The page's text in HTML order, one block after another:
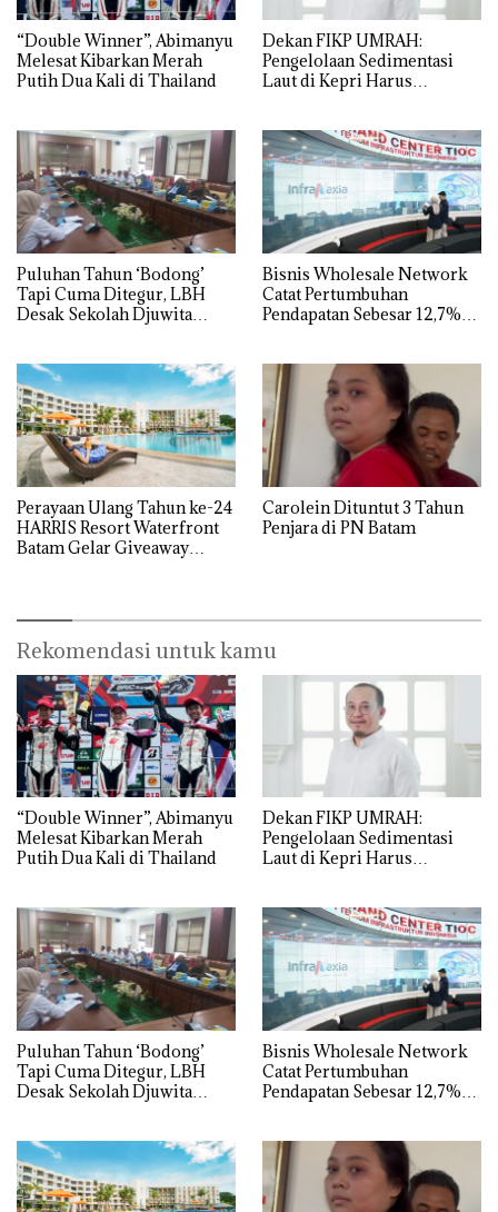
“Double Winner”, Abimanyu
Melesat Kibarkan Merah
Putih Dua Kali di Thailand
Dekan FIKP UMRAH:
Pengelolaan Sedimentasi
Laut di Kepri Harus
dengan Konservasi
Puluhan Tahun ‘Bodong’
Tapi Cuma Ditegur, LBH
Desak Sekolah Djuwita
Bisnis Wholesale Network
Catat Pertumbuhan
Pendapatan Sebesar 12,7%
Perayaan Ulang Tahun ke-24
HARRIS Resort Waterfront
Batam Gelar Giveaway
Carolein Dituntut 3 Tahun
Penjara di PN Batam
Rekomendasi untuk kamu
“Double Winner”, Abimanyu
Melesat Kibarkan Merah
Putih Dua Kali di Thailand
Dekan FIKP UMRAH:
Pengelolaan Sedimentasi
Laut di Kepri Harus
dengan Konservasi
Puluhan Tahun ‘Bodong’
Tapi Cuma Ditegur, LBH
Desak Sekolah Djuwita
Bisnis Wholesale Network
Catat Pertumbuhan
Pendapatan Sebesar 12,7%